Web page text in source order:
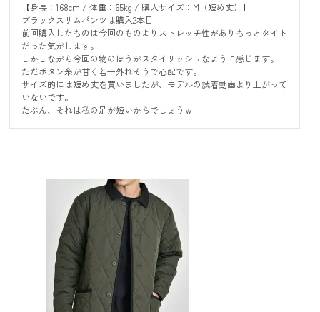
【身長：168cm / 体重：65kg / 購入サイズ：M（短め丈）】
ブラックスリムパンツは購入2本目
前回購入したものは今回のものよりストレッチ性がありもっとタイト
だった気がします。
しかしながら今回の物のほうがスタイリッシュなように感じます。
ただボタン糸が甘く若干外れそうで心配です。
サイズ的には短め丈を買いましたが、モデルの試着動画より上がって
いないです。
たぶん、それは私の足が短いからでしょうｗ